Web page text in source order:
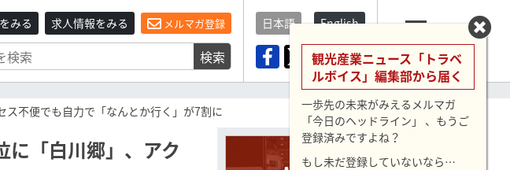
みる 求人情報をみる メルマガ登録
検索
日本語 English
メニュー
不便でも自力で「なんとか行く」が7割に
に「白川郷」、アク
観光産業ニュース「トラベ
ルボイス」編集部から届く
一歩先の未来がみえるメルマガ
「今日のヘッドライン」 、もうご
登録済みですよね？
もし未だ登録していないなら…